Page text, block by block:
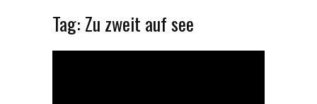
Tag: Zu zweit auf see